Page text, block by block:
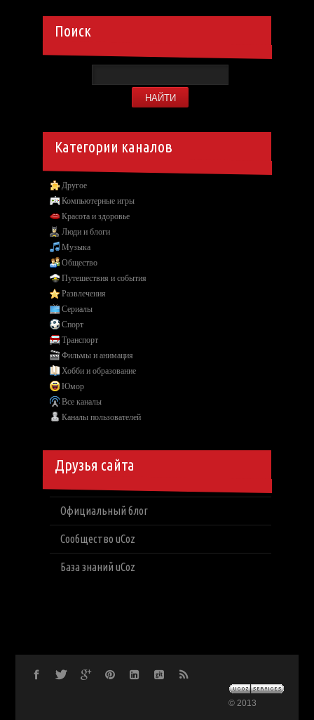
Поиск
Категории каналов
Другое
Компьютерные игры
Красота и здоровье
Люди и блоги
Музыка
Общество
Путешествия и события
Развлечения
Сериалы
Спорт
Транспорт
Фильмы и анимация
Хобби и образование
Юмор
Все каналы
Каналы пользователей
Друзья сайта
Официальный блог
Сообщество uCoz
База знаний uCoz
© 2013